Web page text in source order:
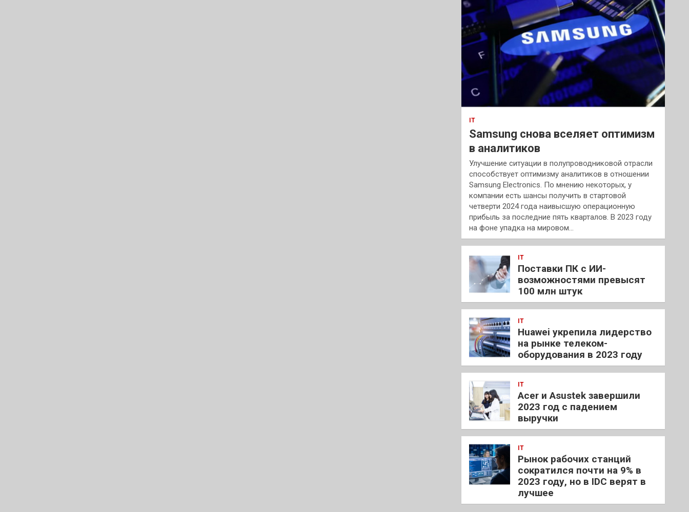
IT
Samsung снова вселяет оптимизм
в аналитиков
Улучшение ситуации в полупроводниковой отрасли
способствует оптимизму аналитиков в отношении
Samsung Electronics. По мнению некоторых, у
компании есть шансы получить в стартовой
четверти 2024 года наивысшую операционную
прибыль за последние пять кварталов. В 2023 году
на фоне упадка на мировом…
IT
Поставки ПК с ИИ-
возможностями превысят
100 млн штук
IT
Huawei укрепила лидерство
на рынке телеком-
оборудования в 2023 году
IT
Acer и Asustek завершили
2023 год с падением
выручки
IT
Рынок рабочих станций
сократился почти на 9% в
2023 году, но в IDC верят в
лучшее